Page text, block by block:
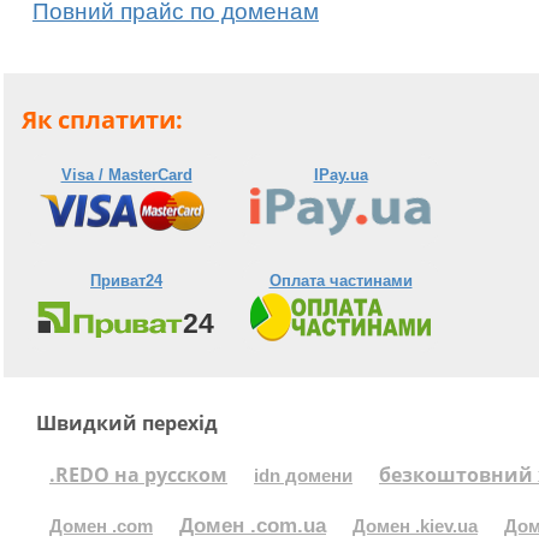
Повний прайс по доменам
Як сплатити:
Visa / MasterCard IPay.ua
Приват24 Оплата частинами
Швидкий перехід
.REDO на русском
idn домени безкоштовний
Домен .com Домен .com.ua Домен .kiev.ua